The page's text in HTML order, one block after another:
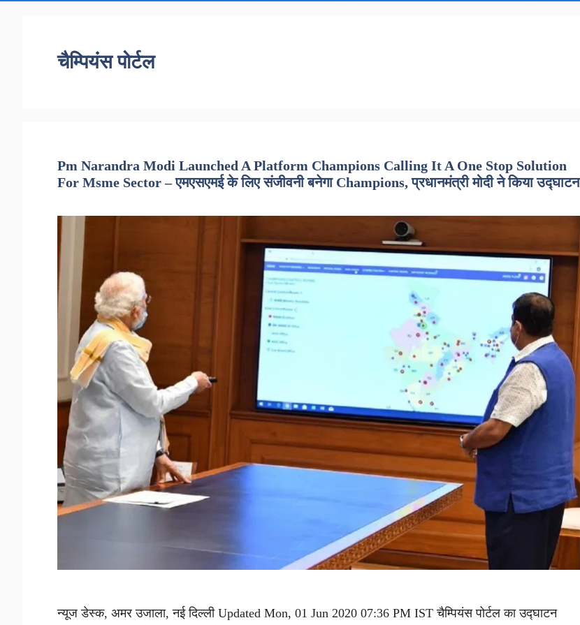
चैम्पियंस पोर्टल
Pm Narandra Modi Launched A Platform Champions Calling It A One Stop Solution
For Msme Sector – एमएसएमई के लिए संजीवनी बनेगा Champions, प्रधानमंत्री मोदी ने किया उद्घाटन
न्यूज डेस्क, अमर उजाला, नई दिल्ली Updated Mon, 01 Jun 2020 07:36 PM IST चैम्पियंस पोर्टल का उद्घाटन